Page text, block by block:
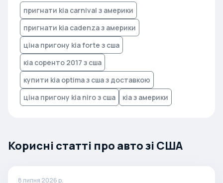
пригнати kia carnival з америки
пригнати kia cadenza з америки
ціна пригону kia forte з сша
кіа соренто 2017 з сша
купити kia optima з сша з доставкою
ціна пригону kia niro з сша
кіа з америки
Корисні статті про авто зі США
8 липня 2026 р.